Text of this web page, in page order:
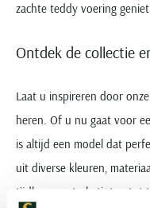
zachte teddy voering
Ontdek de collectie
Laat u inspireren door
heren. Of u nu gaat voor
is altijd een model dat
uit diverse kleuren,
tijdloze neutrale tinten tot